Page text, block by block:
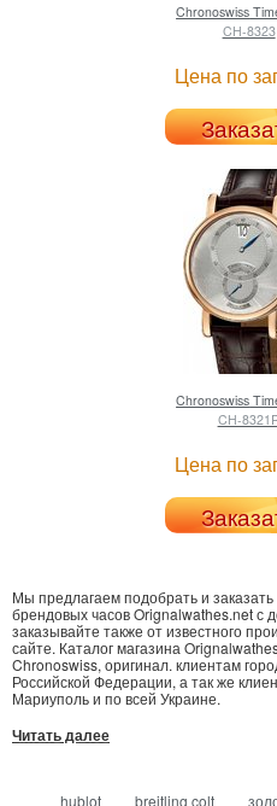
Chronoswiss
CH-8323
Цена по
Chronoswiss
CH-
Цена по
Мы предлагаем подобрать и
брендовых часов Orignalwathes.net с
заказывайте также от известного
сайте. Каталог магазина
Chronoswiss, оригинал. клиентам
Российской Федерации, а так же
Мариуполь и по всей Украине.
Читать далее
hublot breitling colt